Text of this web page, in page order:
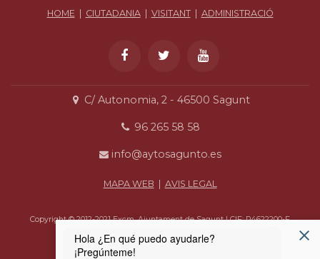
HOME CIUTADANIA| VISITANT| ADMINISTRACIÓ
C/ Autonomia, 2 - 46500 Sagunt
96 265 58 58
info@aytosagunto.es
MAPA WEB | AVIS LEGAL
Copyright © 2012-2021 Excm. Ajuntament de Sagunt | CIF: P4622200-F